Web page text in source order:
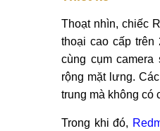
Thoạt nhìn, chiếc
thoại cao cấp
cùng cụm
rộng mặt lưng.
trung mà không có
Trong khi đó,